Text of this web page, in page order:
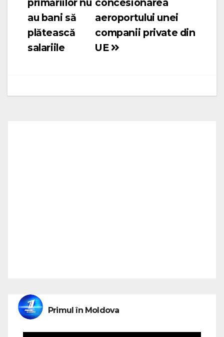
articole
aeroportului unei
companii private din
UE
au bani să
plătească
salariile
Primul în Moldova